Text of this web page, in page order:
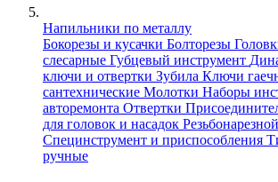
Напильники по металлу
Бокорезы и кусачки Болторезы
слесарные Губцевый инструмент
ключи и отвертки Зубила Ключи
сантехнические Молотки Наборы
авторемонта Отвертки
для головок и насадок
Специнструмент и приспособления
ручные